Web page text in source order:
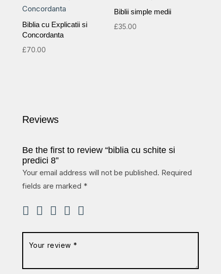
Biblia cu Explicatii si
Concordanta
£70.00
Biblii simple medii
£35.00
Reviews
Be the first to review “biblia cu schite si
predici 8”
Your email address will not be published. Required
fields are marked *